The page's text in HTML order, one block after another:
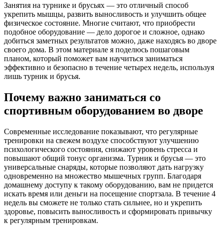
Занятия на турнике и брусьях — это отличный способ
укрепить мышцы, развить выносливость и улучшить общее
физическое состояние. Многие считают, что приобрести
подобное оборудование — дело дорогое и сложное, однако
добиться заметных результатов можно, даже находясь во дворе
своего дома. В этом материале я поделюсь пошаговым
планом, который поможет вам научиться заниматься
эффективно и безопасно в течение четырех недель, используя
лишь турник и брусья.
Почему важно заниматься со
спортивным оборудованием во дворе
Современные исследование показывают, что регулярные
тренировки на свежем воздухе способствуют улучшению
психологического состояния, снижают уровень стресса и
повышают общий тонус организма. Турник и брусья — это
универсальные снаряды, которые позволяют дать нагрузку
одновременно на множество мышечных групп. Благодаря
домашнему доступу к такому оборудованию, вам не придется
искать время или деньги на посещение спортзала. В течение 4
недель вы сможете не только стать сильнее, но и укрепить
здоровье, повысить выносливость и сформировать привычку
к регулярным тренировкам.